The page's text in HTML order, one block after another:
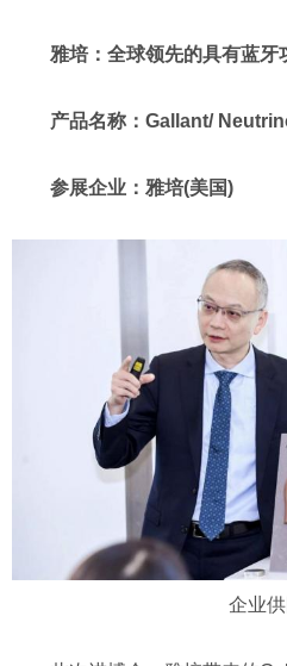
雅培：全球领先的具有蓝牙
产品名称：Gallant/
参展企业：雅培(美国)
企业供